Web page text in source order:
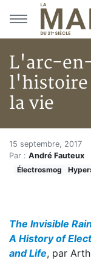
Aller au menu
Aller au contenu
L'arc-
l'histoire
la vie
Accueil
Articles
Maisons
L'arc-en-ciel
L'arc-
15 septembre, 2017
Par : André Fauteux
Électrosmog
The Invisible
A History of
and Life, par